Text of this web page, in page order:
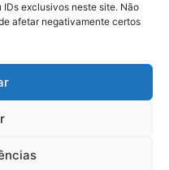
exclusivos neste site. Não
afetar negativamente certos